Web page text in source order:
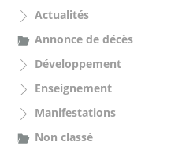
h
e
Actualités
Annonce de décès
Développement
Enseignement
Manifestations
Non classé